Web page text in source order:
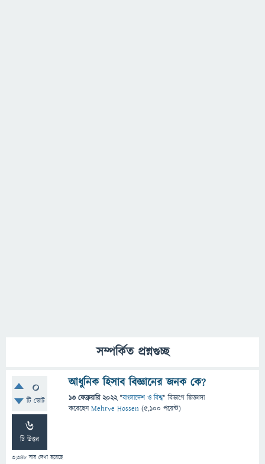
সম্পর্কিত প্রশ্নগুচ্ছ
0
টি ভোট
6
টি উত্তর
3,348 বার দেখা হয়েছে
আধুনিক হিসাব বিজ্ঞানের জনক কে?
13 ফেব্রুয়ারি 2022 "বাংলাদেশ ও বিশ্ব" বিভাগে জিজ্ঞাসা
করেছেনMehrve Hossen (5,100 পয়েন্ট)